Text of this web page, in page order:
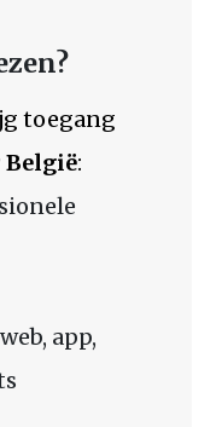
toegang
:
app,